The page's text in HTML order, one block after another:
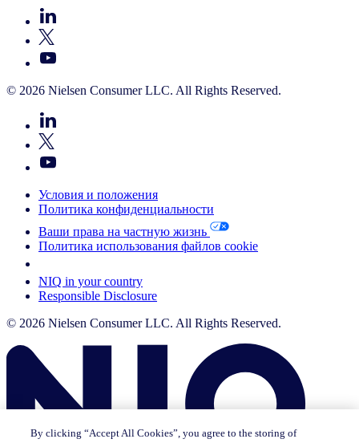
© 2026 Nielsen Consumer LLC. All Rights Reserved.
Условия и положения
Политика конфиденциальности
Ваши права на частную жизнь
Политика использования файлов cookie
NIQ in your country
Responsible Disclosure
© 2026 Nielsen Consumer LLC. All Rights Reserved.
By clicking “Accept All Cookies”, you agree to the storing of